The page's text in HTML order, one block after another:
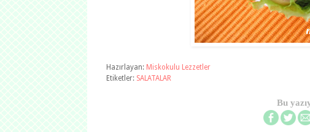
Hazırlayan: Miskokulu Lezzetler
Etiketler: SALATALAR
Bu